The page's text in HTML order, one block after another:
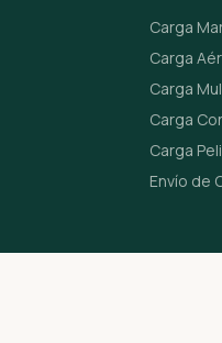
Carga
Carga
Carga
Carga
Carga
Envío de